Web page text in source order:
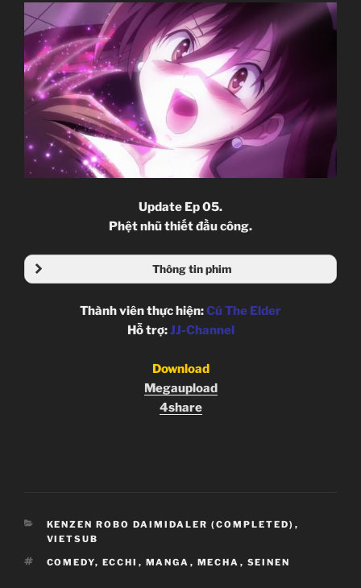
Update Ep 05.
Phệt nhũ thiết đầu công.
Thông tin phim
Thành viên thực hiện:Cú The Elder
Hỗ trợ:JJ-Channel
Download
Megaupload
4share
CATEGORIES
KENZEN ROBO DAIMIDALER (COMPLETED) ,
VIETSUB
TAGS
COMEDY, ECCHI , MANGA , MECHA , SEINEN